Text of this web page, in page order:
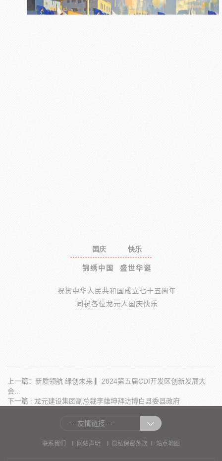
国庆 快乐
锦绣中国 盛世华诞
祝贺中华人民共和国成立七十五周年
同祝各位龙元人国庆快乐
上一篇：新质领航 绿创未来 ▎2024第五届CDI开发区创新发展大
会...
下一篇 : 龙元建设集团副总裁李雄坤拜访博白县委县政府
---友情链接---
联系我们 | 网站声明 | 隐私保密条款 | 站点地图